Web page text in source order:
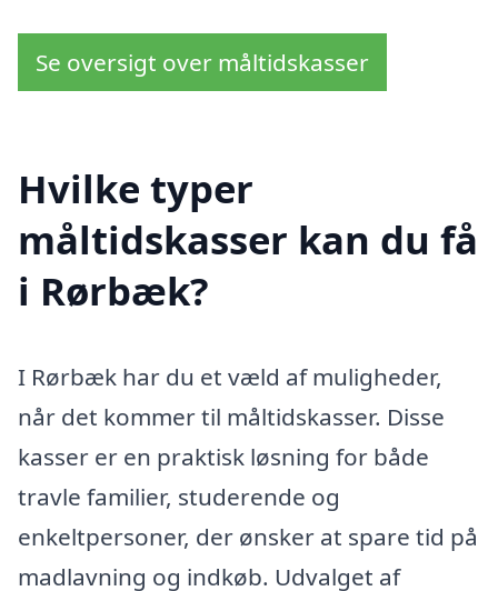
Se oversigt over måltidskasser
Hvilke typer
måltidskasser kan du få
i Rørbæk?
I Rørbæk har du et væld af muligheder,
når det kommer til måltidskasser. Disse
kasser er en praktisk løsning for både
travle familier, studerende og
enkeltpersoner, der ønsker at spare tid på
madlavning og indkøb. Udvalget af